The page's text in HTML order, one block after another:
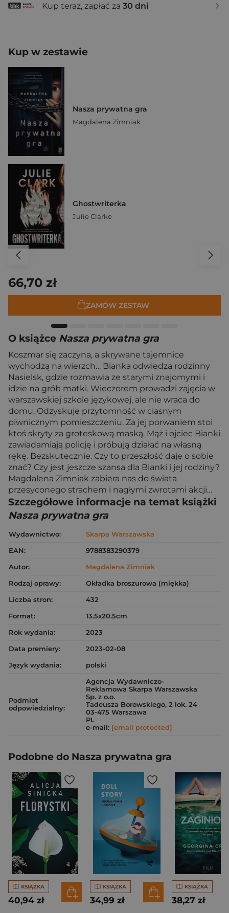
Kup teraz, zapłać za 30 dni
Kup w zestawie
Nasza prywatna gra
Magdalena Zimniak
Ghostwriterka
Julie Clarke
66,70 zł
ZAMÓW ZESTAW
O książce Nasza prywatna gra
Koszmar się zaczyna, a skrywane tajemnice
wychodzą na wierzch… Bianka odwiedza rodzinny
Nasielsk, gdzie rozmawia ze starymi znajomymi i
idzie na grób matki. Wieczorem prowadzi zajęcia w
warszawskiej szkole językowej, ale nie wraca do
domu. Odzyskuje przytomność w ciasnym
piwnicznym pomieszczeniu. Za jej porwaniem stoi
ktoś skryty za groteskową maską. Mąż i ojciec Bianki
zawiadamiają policję i próbują działać na własną
rękę. Bezskutecznie. Czy to przeszłość daje o sobie
znać? Czy jest jeszcze szansa dla Bianki i jej rodziny?
Magdalena Zimniak zabiera nas do świata
przesyconego strachem i nagłymi zwrotami akcji…
Szczegółowe informacje na temat książki
Nasza prywatna gra
Wydawnictwo:
Skarpa Warszawska
EAN:
9788383290379
Autor:
Magdalena Zimniak
Rodzaj oprawy:
Okładka broszurowa (miękka)
Liczba stron:
432
Format:
13.5x20.5cm
Rok wydania:
2023
Data premiery:
2023-02-08
Język wydania:
polski
Podmiot
odpowiedzialny:
Agencja Wydawniczo-
Reklamowa Skarpa Warszawska
Sp. z o.o.
Tadeusza Borowskiego, 2 lok. 24
03-475 Warszawa
PL
e-mail: [email protected]
Podobne do Nasza prywatna gra
KSIĄŻKA
40,94 zł
KSIĄŻKA
34,99 zł
KSIĄŻKA
38,27 zł